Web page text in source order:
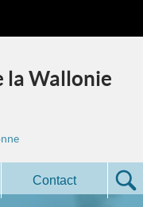
la Wallonie
Contact